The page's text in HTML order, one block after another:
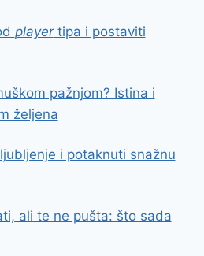
playertipa i postaviti
pažnjom? Istina i
željena
i potaknuti snažnu
ali te ne pušta: što sada